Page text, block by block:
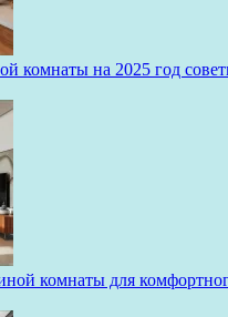
комнаты на 2025 год
комнаты для